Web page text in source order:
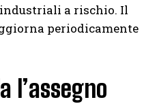
a rischio. Il
periodicamente
l’assegno